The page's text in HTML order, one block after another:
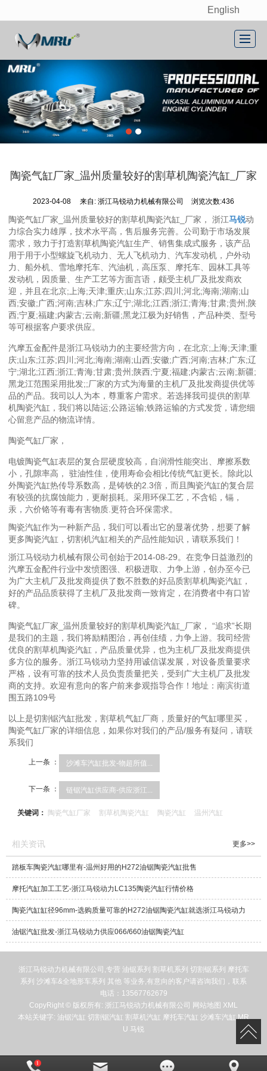
很遗憾，因您的浏览器版本过低导致无法获得最佳浏览体验，推荐下载安装谷歌浏览器！
English
首页
关于我们
产品展示
新闻动态
陶瓷气缸厂家_温州质量较好的割草机陶瓷汽缸_厂家
2023-04-08 来自:浙江马锐动力机械有限公司 浏览次数:436
陶瓷气缸厂家_温州质量较好的割草机陶瓷汽缸_厂家， 浙江马锐动
力综合实力雄厚，技术水平高，售后服务完善。公司勤于市场发展
需求，致力于打造割草机陶瓷汽缸生产、销售集成式服务，该产品
用于用于小型螺旋飞机动力、无人飞机动力、汽车发动机，户外动
力、船外机、雪地摩托车、汽油机，高压泵、摩托车、园林工具等
发动机，因质量、生产工艺等方面言语，颇受主机厂及批发商欢
迎，并且在北京;上海;天津;重庆;山东;江苏;四川;河北;海南;湖南;山
西;安徽;广西;河南;吉林;广东;辽宁;湖北;江西;浙江;青海;甘肃;贵州;陕
西;宁夏;福建;内蒙古;云南;新疆;黑龙江极为好销售，产品种类、型号
等可根据客户要求供应。
汽摩五金配件是浙江马锐动力的主要经营方向，在北京;上海;天津;重
庆;山东;江苏;四川;河北;海南;湖南;山西;安徽;广西;河南;吉林;广东;辽
宁;湖北;江西;浙江;青海;甘肃;贵州;陕西;宁夏;福建;内蒙古;云南;新疆;
黑龙江范围采用批发;;厂家的方式为海量的主机厂及批发商提供优等
品的产品。我司以人为本，尊重客户需求。若选择我司提供的割草
机陶瓷汽缸，我们将以陆运;公路运输;铁路运输的方式发货，请您细
心留意产品的物流详情。
陶瓷气缸厂家，
电镀陶瓷气缸表层的复合层硬度较高，自润滑性能突出、摩擦系数
小，孔隙率高， 驻油性佳，使用寿命会相比传统气缸更长。除此以
外陶瓷汽缸热传导系数高，是铸铁的2.3倍，而且陶瓷汽缸的复合层
有较强的抗腐蚀能力，更耐损耗。采用环保工艺，不含铅，镉，
汞，六价铬等有毒有害物质.更符合环保需求。
陶瓷汽缸作为一种新产品，我们可以看出它的显著优势，想要了解
更多陶瓷汽缸，切割机汽缸相关的产品性能知识，请联系我们！
浙江马锐动力机械有限公司创始于2014-08-29。在竞争日益激烈的
汽摩五金配件行业中发愤图强、积极进取、力争上游，创办至今已
为广大主机厂及批发商提供了数不胜数的好品质割草机陶瓷汽缸，
好的产品品质获得了主机厂及批发商一致肯定，在消费者中有口皆
碑。
陶瓷气缸厂家_温州质量较好的割草机陶瓷汽缸_厂家， “追求”长期
是我们的主题，我们将励精图治，再创佳绩，力争上游。我司经营
优良的割草机陶瓷汽缸，产品质量优异，也为主机厂及批发商提供
多方位的服务。浙江马锐动力坚持用诚信谋发展，对设备质量要求
严格，设有可靠的技术人员负责质量把关，受到广大主机厂及批发
商的支持。欢迎有意向的客户前来参观指导合作！地址：南滨街道
围五路109号
以上是切割锯汽缸批发，割草机气缸厂商，质量好的气缸哪里买，
陶瓷气缸厂家的详细信息，如果你对我们的产品/服务有疑问，请联
系我们
上一条 ： 沙滩车汽缸批发-物超所值...
下一条 ： 链锯汽缸供应商-供应浙江...
关键词： 陶瓷气缸厂家 割草机陶瓷汽缸 陶瓷汽缸 温州汽缸
相关资讯 更多>>
踏板车陶瓷汽缸哪里有-温州好用的H272油锯陶瓷汽缸批售
摩托汽缸加工工艺-浙江马锐动力LC135陶瓷汽缸行情价格
陶瓷汽缸缸径96mm-选购质量可靠的H272油锯陶瓷汽缸就选浙江马锐动力
油锯汽缸批发-浙江马锐动力供应066/660油锯陶瓷汽缸
浙江马锐动力机械有限公司,专营 油锯系列 割草机系列 切割锯系列 摩托车
系列 沙滩车&全地形车系列 其他 等业务,有意向的客户请咨询我们，联系
电话： 13567762679
CopyRight © 版权所有: 浙江马锐动力机械有限公司 网站地图 XML
本站关键字: 油锯汽缸 切割锯汽缸 割草机汽缸 摩托车汽缸 沙滩车汽缸 MR
U 马锐